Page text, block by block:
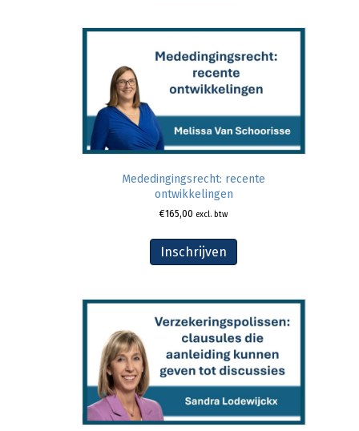
Mededingingsrecht: recente
ontwikkelingen
€165,00 excl. btw
Inschrijven